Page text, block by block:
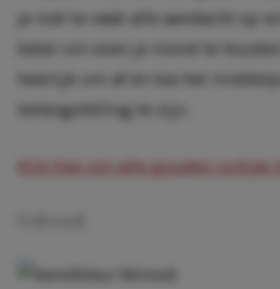
je niet te vaak alle aandacht op
beter om even je mond te
heerlijk om af en toe het
belangstelling te zijn.
Klik hier om alle gouden jurkjes